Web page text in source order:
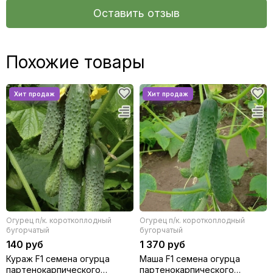
Оставить отзыв
Похожие товары
Огурец п/к. короткоплодный
бугорчатый
140 руб
Кураж F1 семена огурца
партенокарпического
Огурец п/к. короткоплодный
бугорчатый
1 370 руб
Маша F1 семена огурца
партенокарпического